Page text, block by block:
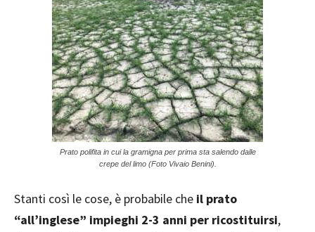
Prato polifita in cui la gramigna per prima sta salendo dalle
crepe del limo (Foto Vivaio Benini).
Stanti così le cose, è probabile che il prato
“all’inglese” impieghi 2-3 anni per ricostituirsi,